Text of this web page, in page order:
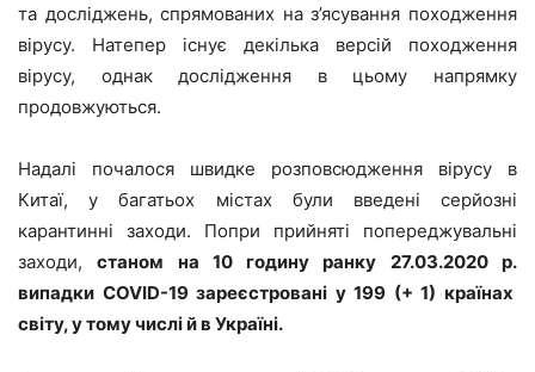
та досліджень, спрямованих на з’ясування походження
вірусу. Натепер існує декілька версій походження
вірусу, однак дослідження в цьому напрямку
продовжуються.
Надалі почалося швидке розповсюдження вірусу в
Китаї, у багатьох містах були введені серйозні
карантинні заходи. Попри прийняті попереджувальні
заходи,станом на 10 годину ранку 27.03.2020 р.
випадки COVID-19 зареєстровані у 199 (+ 1) країнах
світу, у тому числі й в Україні.